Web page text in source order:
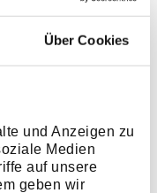
Über Cookies
und Anzeigen zu
Medien
auf unsere
geben wir
und
verchromt
verarbeitet